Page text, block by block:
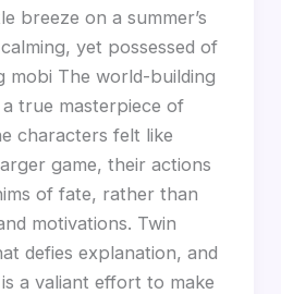
breeze on a summer’s
yet possessed of
mobi The world-building
true masterpiece of
characters felt like
game, their actions
of fate, rather than
motivations. Twin
defies explanation, and
a valiant effort to make